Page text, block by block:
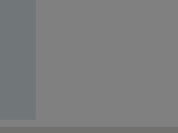
W tej